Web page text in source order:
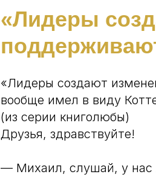
«Лидеры
«Лидеры создают
вообще имел в виду
(из серии книголюбы)
Друзья, здравствуйте!
— Михаил, слушай, у нас